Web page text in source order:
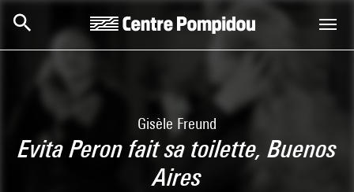
Gisèle Freund
Evita Peron fait sa toilette, Buenos
Aires